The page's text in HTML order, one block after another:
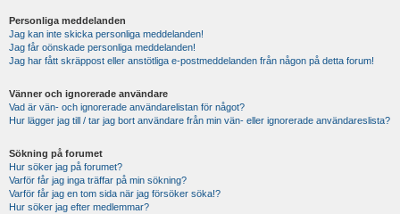
Personliga meddelanden
Jag kan inte skicka personliga meddelanden!
Jag får oönskade personliga meddelanden!
Jag har fått skräppost eller anstötliga e-postmeddelanden från någon på detta forum!
Vänner och ignorerade användare
Vad är vän- och ignorerade användarelistan för något?
Hur lägger jag till / tar jag bort användare från min vän- eller ignorerade användareslista?
Sökning på forumet
Hur söker jag på forumet?
Varför får jag inga träffar på min sökning?
Varför får jag en tom sida när jag försöker söka!?
Hur söker jag efter medlemmar?